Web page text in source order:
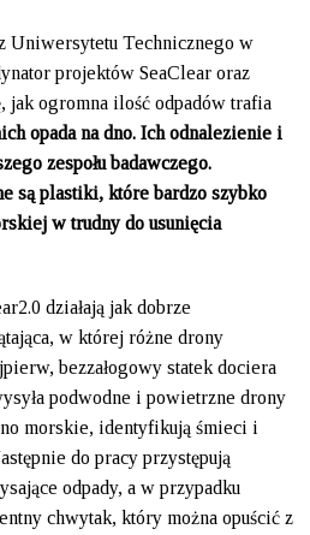
Uniwersytetu Technicznego w
projektów SeaClear oraz
jak ogromna ilość odpadów trafia
opada na dno. Ich odnalezienie i
zespołu badawczego.
są plastiki, które bardzo szybko
w trudny do usunięcia
działają jak dobrze
w której różne drony
bezzałogowy statek dociera
podwodne i powietrzne drony
morskie, identyfikują śmieci i
do pracy przystępują
odpady, a w przypadku
chwytak, który można opuścić z